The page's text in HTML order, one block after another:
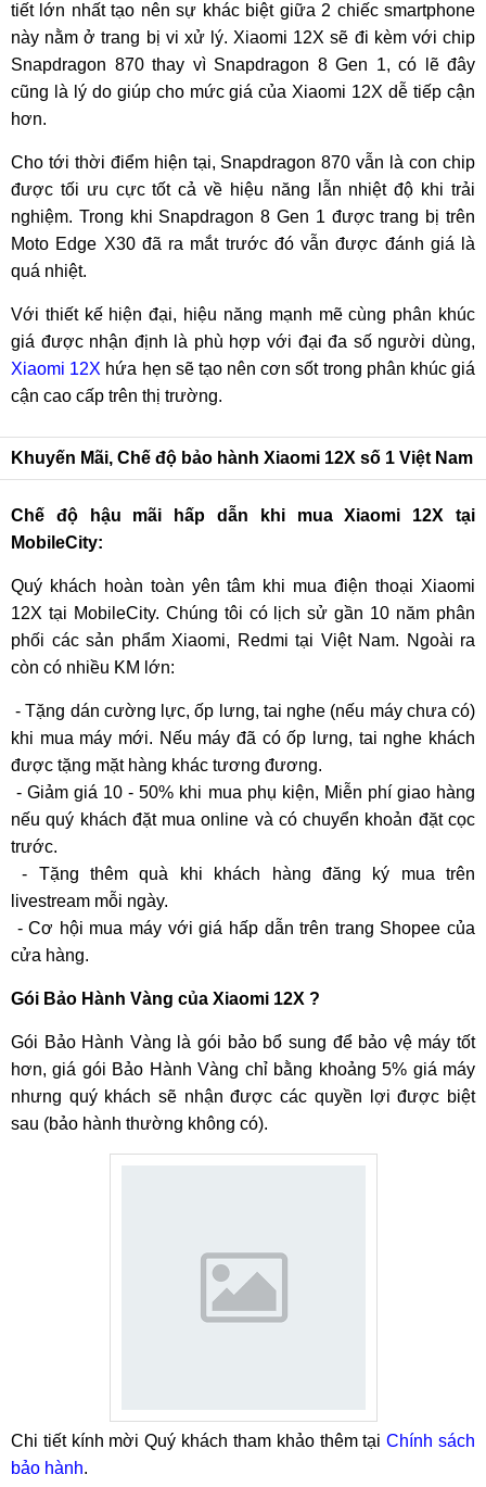
tiết lớn nhất tạo nên sự khác biệt giữa 2 chiếc smartphone
này nằm ở trang bị vi xử lý. Xiaomi 12X sẽ đi kèm với chip
Snapdragon 870 thay vì Snapdragon 8 Gen 1, có lẽ đây
cũng là lý do giúp cho mức giá của Xiaomi 12X dễ tiếp cận
hơn.
Cho tới thời điểm hiện tại, Snapdragon 870 vẫn là con chip
được tối ưu cực tốt cả về hiệu năng lẫn nhiệt độ khi trải
nghiệm. Trong khi Snapdragon 8 Gen 1 được trang bị trên
Moto Edge X30 đã ra mắt trước đó vẫn được đánh giá là
quá nhiệt.
Với thiết kế hiện đại, hiệu năng mạnh mẽ cùng phân khúc
giá được nhận định là phù hợp với đại đa số người dùng,
Xiaomi 12X hứa hẹn sẽ tạo nên cơn sốt trong phân khúc giá
cận cao cấp trên thị trường.
Khuyến Mãi, Chế độ bảo hành Xiaomi 12X số 1 Việt Nam
Chế độ hậu mãi hấp dẫn khi mua Xiaomi 12X tại
MobileCity:
Quý khách hoàn toàn yên tâm khi mua điện thoại Xiaomi
12X tại MobileCity. Chúng tôi có lịch sử gần 10 năm phân
phối các sản phẩm Xiaomi, Redmi tại Việt Nam. Ngoài ra
còn có nhiều KM lớn:
- Tặng dán cường lực, ốp lưng, tai nghe (nếu máy chưa có)
khi mua máy mới. Nếu máy đã có ốp lưng, tai nghe khách
được tặng mặt hàng khác tương đương.
- Giảm giá 10 - 50% khi mua phụ kiện, Miễn phí giao hàng
nếu quý khách đặt mua online và có chuyển khoản đặt cọc
trước.
- Tặng thêm quà khi khách hàng đăng ký mua trên
livestream mỗi ngày.
- Cơ hội mua máy với giá hấp dẫn trên trang Shopee của
cửa hàng.
Gói Bảo Hành Vàng của Xiaomi 12X ?
Gói Bảo Hành Vàng là gói bảo bổ sung để bảo vệ máy tốt
hơn, giá gói Bảo Hành Vàng chỉ bằng khoảng 5% giá máy
nhưng quý khách sẽ nhận được các quyền lợi được biệt
sau (bảo hành thường không có).
Chi tiết kính mời Quý khách tham khảo thêm tạiChính sách
bảo hành.